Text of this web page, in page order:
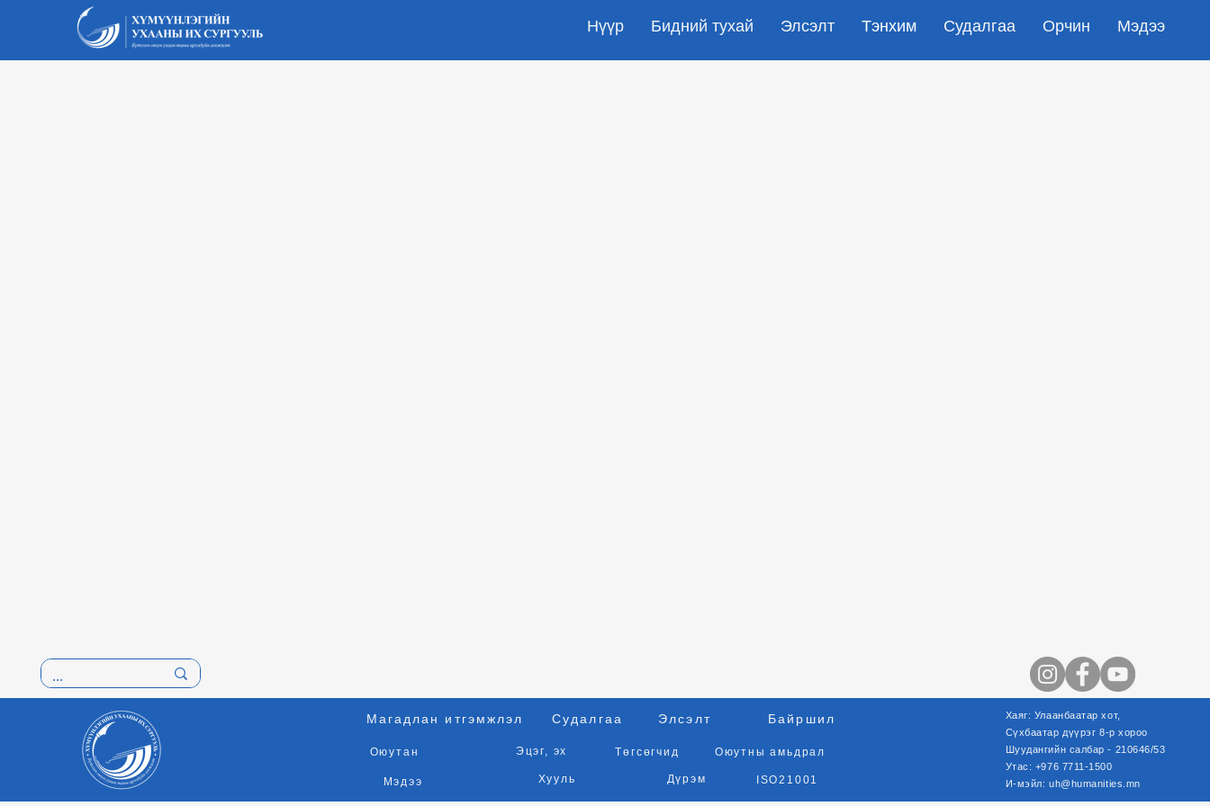
Нүүр Бидний тухай Элсэлт Тэнхим Судалгаа Орчин Мэдээ
Оюутан Эцэг, эх Төгсөгчид Оюутны амьдрал
Магадлан итгэмжлэл Судалгаа Элсэлт Байршил
Мэдээ Хууль Дүрэм ISO21001
Хаяг: Улаанбаатар хот,
Сүхбаатар дүүрэг 8-р хороо
Шуудангийн салбар - 210646/53
Утас: +976 7711-1500
И-мэйл: uh@humanities.mn